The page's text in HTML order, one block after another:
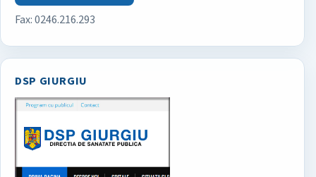
Fax: 0246.216.293
DSP GIURGIU